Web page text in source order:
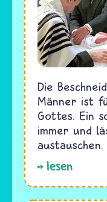
Die
Männer ist
Gottes. Ein
immer und
austauschen.
lesen